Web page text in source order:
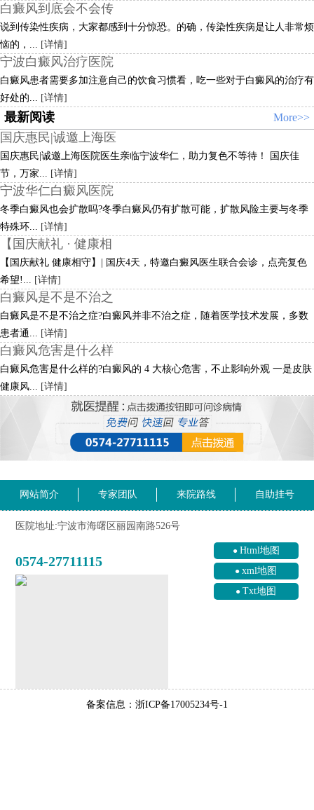
白癜风到底会不会传
说到传染性疾病，大家都感到十分惊恐。的确，传染性疾病是让人非常烦
恼的，...
[详情]
宁波白癜风治疗医院
白癜风患者需要多加注意自己的饮食习惯看，吃一些对于白癜风的治疗有
好处的...
[详情]
最新阅读 More>>
国庆惠民|诚邀上海医
国庆惠民|诚邀上海医院医生亲临宁波华仁，助力复色不等待！ 国庆佳
节，万家... [详情]
宁波华仁白癜风医院
冬季白癜风也会扩散吗?冬季白癜风仍有扩散可能，扩散风险主要与冬季
特殊环... [详情]
【国庆献礼 · 健康相
【国庆献礼 健康相守】| 国庆4天，特邀白癜风医生联合会诊，点亮复色
希望!... [详情]
白癜风是不是不治之
白癜风是不是不治之症?白癜风并非不治之症，随着医学技术发展，多数
患者通... [详情]
白癜风危害是什么样
白癜风危害是什么样的?白癜风的 4 大核心危害，不止影响外观 一是皮肤
健康风... [详情]
网站简介 专家团队 来院路线 自助挂号
医院地址:宁波市海曙区丽园南路526号
0574-27711115
Html地图
xml地图
Txt地图
备案信息：浙ICP备17005234号-1